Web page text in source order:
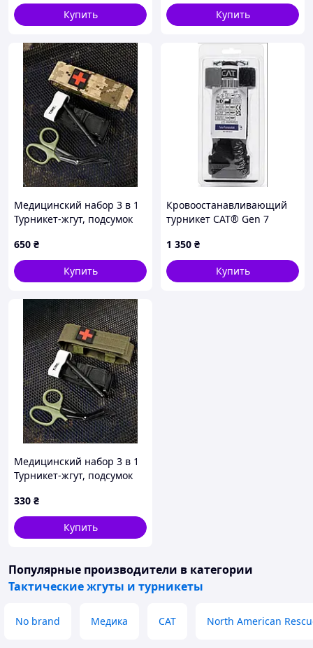
ножницы EMT черный
ВТ5408
Купить
ножницы EMT мультикам
ВТ5407
Купить
Медицинский набор 3 в 1
Турникет-жгут, подсумок
тактические медицинские
ножницы EMT пиксель
ВТ5409
650 ₴
Купить
Кровоостанавливающий
турникет CAT® Gen 7
Tourniquet) — Оригинал
(США)
1 350 ₴
Купить
Медицинский набор 3 в 1
Турникет-жгут, подсумок
тактические медицинские
ножницы EMT олива
ВТ5411
330 ₴
Купить
Популярные производители в категории
Тактические жгуты и турникеты
No brand Медика CAT North American